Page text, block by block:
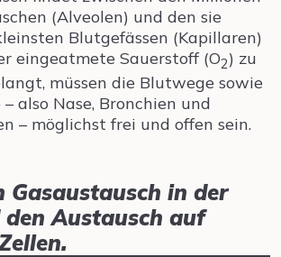
(Alveolen) und den sie
Blutgefässen (Kapillaren)
eingeatmete Sauerstoff (O2) zu
müssen die Blutwege sowie
also Nase, Bronchien und
– möglichst frei und offen sein.
Gasaustausch in der
den Austausch auf